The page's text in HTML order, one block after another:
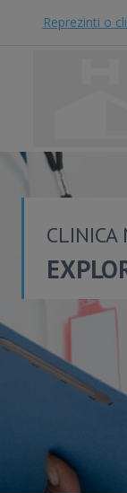
Reprezinti o
CLINICA